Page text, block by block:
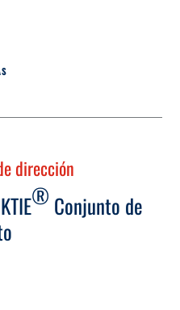
dirección
® Conjunto de